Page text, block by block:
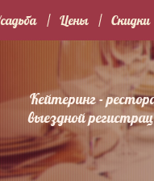
Кейтеринг -
выездной
Цены Скидки